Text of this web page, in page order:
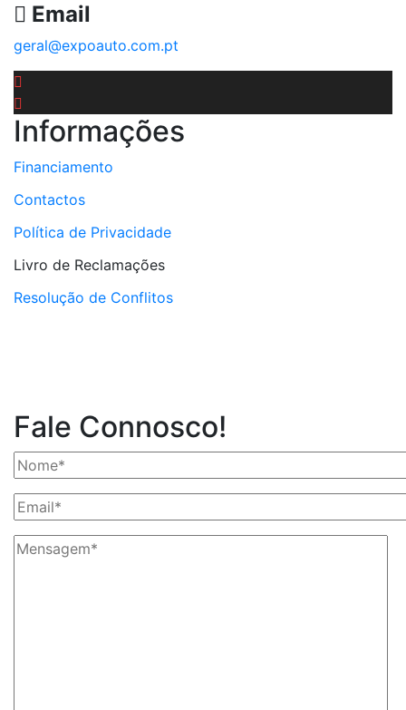
Email
geral@expoauto.com.pt
Informações
Financiamento
Contactos
Política de Privacidade
Livro de Reclamações
Resolução de Conflitos
Fale Connosco!